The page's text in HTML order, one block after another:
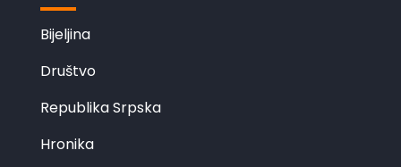
Bijeljina
Društvo
Republika Srpska
Hronika